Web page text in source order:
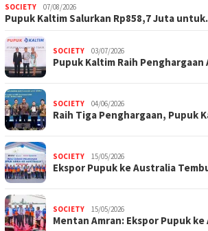
SOCIETY 07/08/2026
Pupuk Kaltim Salurkan Rp858,7 Juta
SOCIETY 03/07/2026
Pupuk Kaltim Raih Penghargaan
SOCIETY 04/06/2026
Raih Tiga Penghargaan, Pupuk
SOCIETY 15/05/2026
Ekspor Pupuk ke Australia
SOCIETY 15/05/2026
Mentan Amran: Ekspor Pupuk